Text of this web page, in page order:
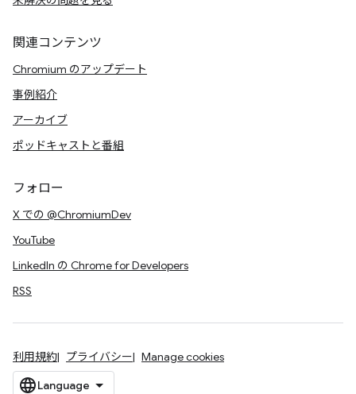
関連コンテンツ
Chromium のアップデート
事例紹介
アーカイブ
ポッドキャストと番組
フォロー
X での @ChromiumDev
YouTube
LinkedIn の Chrome for Developers
RSS
利用規約 プライバシー Manage cookies